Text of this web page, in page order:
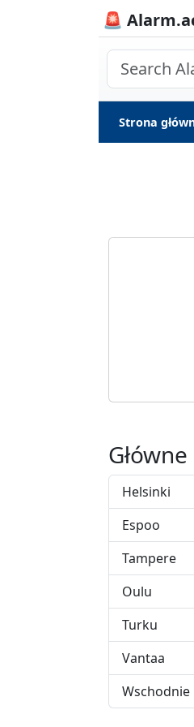
🚨
Strona
Helsinki
Espoo
Tampere
Oulu
Turku
Vantaa
Wschodnie